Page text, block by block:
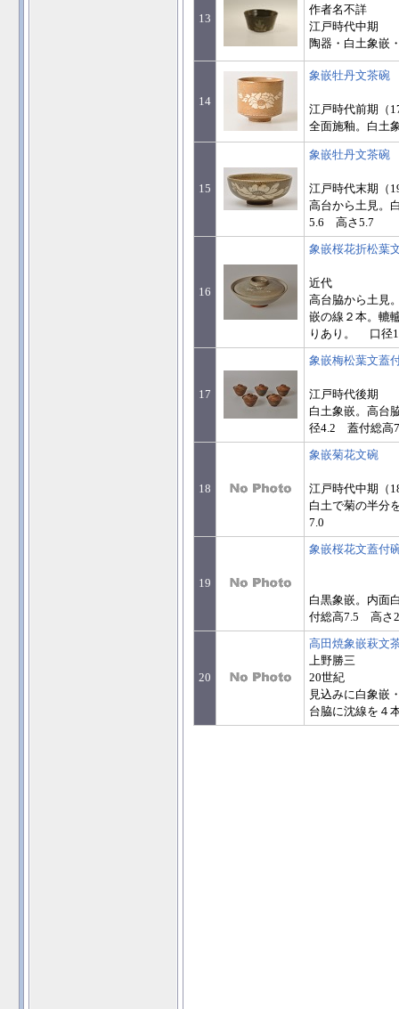
13
作者名不詳
江戸時代中期
陶器・白土象
14
象嵌牡丹文茶碗
江戸時代前期（
全面施釉。白
15
象嵌牡丹文茶碗
江戸時代末期（
高台から土見
5.6 高さ5.7
16
象嵌桜花折松葉
近代
高台脇から土見
嵌の線２本。轆
りあり。 口径
17
象嵌梅松葉文蓋
江戸時代後期
白土象嵌。高台
径4.2 蓋付総高
18
象嵌菊花文碗
江戸時代中期（
白土で菊の半
7.0
19
象嵌桜花文蓋付
白黒象嵌。内
付総高7.5 高さ
20
高田焼象嵌萩文
上野勝三
20世紀
見込みに白象嵌
台脇に沈線を